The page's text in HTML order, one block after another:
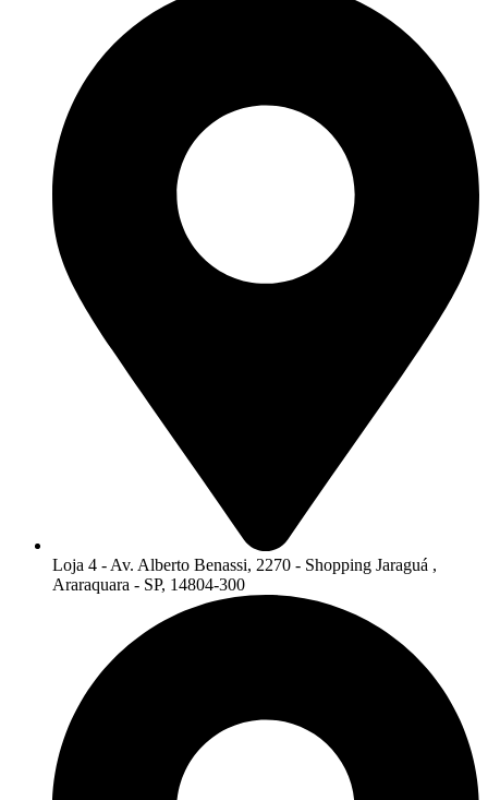
Loja 4 - Av. Alberto Benassi, 2270 - Shopping Jaraguá ,
Araraquara - SP, 14804-300